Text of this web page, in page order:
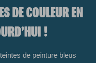
DE COULEUR EN
!
de peinture bleus